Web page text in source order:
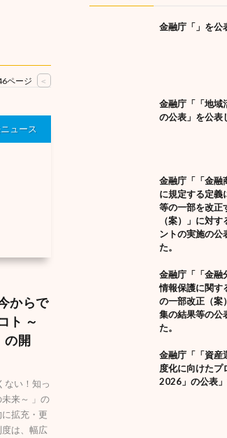
ページ <
ュース
からで
ト ～
の開
ない！知っ
来～ 」の
拡充・更
は、幅広
金融庁「」を公
金融庁「「地域
の公表」を公表
金融庁「「金融
に規定する定義
等の一部を改正
（案）」に対
ントの実施の公
た。
金融庁「「金融
情報保護に関す
の一部改正（案
集の結果等の公
た。
金融庁「「資産
度化に向けたプ
2026」の公表」